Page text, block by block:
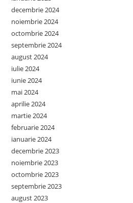
decembrie 2024
noiembrie 2024
octombrie 2024
septembrie 2024
august 2024
iulie 2024
iunie 2024
mai 2024
aprilie 2024
martie 2024
februarie 2024
ianuarie 2024
decembrie 2023
noiembrie 2023
octombrie 2023
septembrie 2023
august 2023